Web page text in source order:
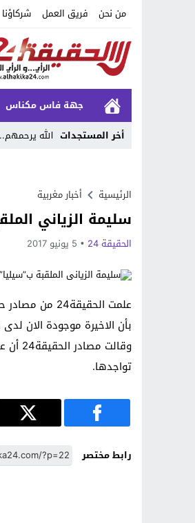
من نحن فريق العمل شركاؤنا
جهة فاس مكناس
أخر المستجدات الله
Previous
Next
الرئيسية أخبار مغربية
سليمة الزياني
الحقيقة 24 5 يونيو 2017
علمت
بأن الاخيرة موجودة الان لدى
تواجدها.
رابط مختصر